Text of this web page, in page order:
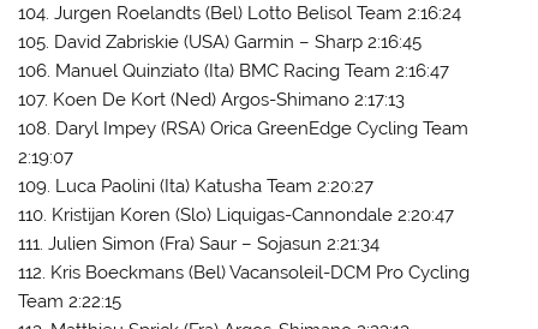
104. Jurgen Roelandts (Bel) Lotto Belisol Team 2:16:24
105. David Zabriskie (USA) Garmin – Sharp 2:16:45
106. Manuel Quinziato (Ita) BMC Racing Team 2:16:47
107. Koen De Kort (Ned) Argos-Shimano 2:17:13
108. Daryl Impey (RSA) Orica GreenEdge Cycling Team
2:19:07
109. Luca Paolini (Ita) Katusha Team 2:20:27
110. Kristijan Koren (Slo) Liquigas-Cannondale 2:20:47
111. Julien Simon (Fra) Saur – Sojasun 2:21:34
112. Kris Boeckmans (Bel) Vacansoleil-DCM Pro Cycling
Team 2:22:15